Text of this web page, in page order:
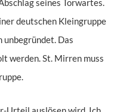
seines Torwartes.
deutschen Kleingruppe
Das
werden. St. Mirren muss